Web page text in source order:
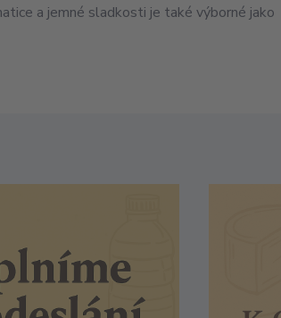
a jemné sladkosti je také výborné jako